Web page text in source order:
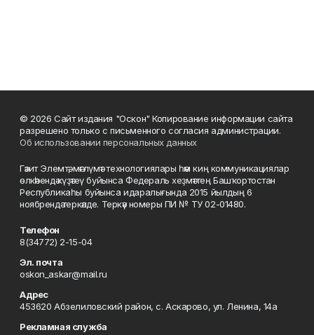
© 2026 Сайт издания "Оскон" Копирование информации сайта
разрешено только с письменного согласия администрации.
Об использовании персональных данных
Гәзит Элемтә, мәғлүмәт технологиялары һәм киң коммуникациялар
өлкәһендә күҙәтеү буйынса Федераль хеҙмәттең Башҡортостан
Республикаһы буйынса идаралығында 2015 йылдың 6
ноябрендә теркәлде. Теркәү номеры ПИ № ТУ 02-01480.
Телефон
8(34772) 2-15-04
Эл. почта
oskon_askar@mail.ru
Адрес
453620 Абзелиловский район, с. Аскарово, ул. Ленина, 14а
Рекламная служба